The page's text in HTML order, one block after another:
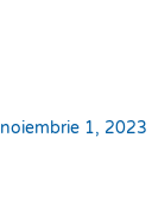
noiembrie 1, 2023